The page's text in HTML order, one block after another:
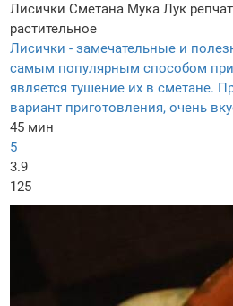
Лисички Сметана Мука Лук
растительное
Лисички - замечательные и
самым популярным способом
является тушение их в сметане.
вариант приготовления, очень
45 мин
5
3.9
125